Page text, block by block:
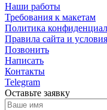
Наши работы
Требования к макетам
Политика
Правила сайта и
Позвонить
Написать
Контакты
Telegram
Оставьте заявку